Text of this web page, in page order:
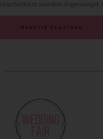
reactietekst worden ingevoegd,